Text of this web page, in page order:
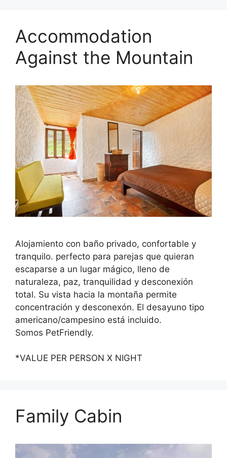
Accommodation
Against the Mountain
Alojamiento con baño privado, confortable y
tranquilo. perfecto para parejas que quieran
escaparse a un lugar mágico, lleno de
naturaleza, paz, tranquilidad y desconexión
total. Su vista hacia la montaña permite
concentración y desconexón. El desayuno tipo
americano/campesino está incluido.
Somos PetFriendly.
*VALUE PER PERSON X NIGHT
Family Cabin